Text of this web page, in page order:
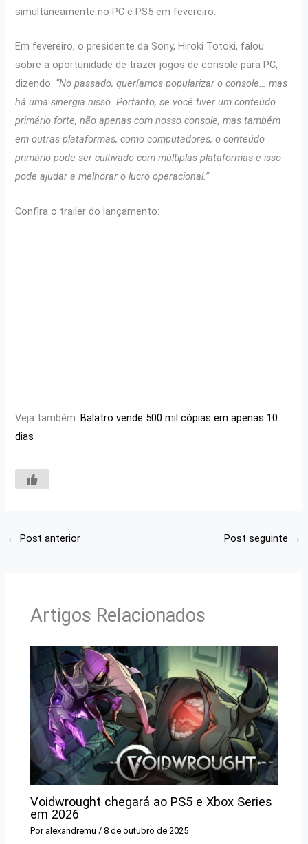
simultaneamente no PC e PS5 em fevereiro.
Em fevereiro, o presidente da Sony, Hiroki Totoki, falou
sobre a oportunidade de trazer jogos de console para PC,
dizendo: “No passado, queríamos popularizar o console… mas
há uma sinergia nisso. Portanto, se você tiver um conteúdo
primário forte, não apenas com nosso console, mas também
em outras plataformas, como computadores, o conteúdo
primário pode ser cultivado com múltiplas plataformas e isso
pode ajudar a melhorar o lucro operacional.”
Confira o trailer do lançamento:
Veja também:Balatro vende 500 mil cópias em apenas 10
dias
← Post anterior Post seguinte →
Artigos Relacionados
Voidwrought chegará ao PS5 e Xbox Series
em 2026
Por alexandremu /8 de outubro de 2025